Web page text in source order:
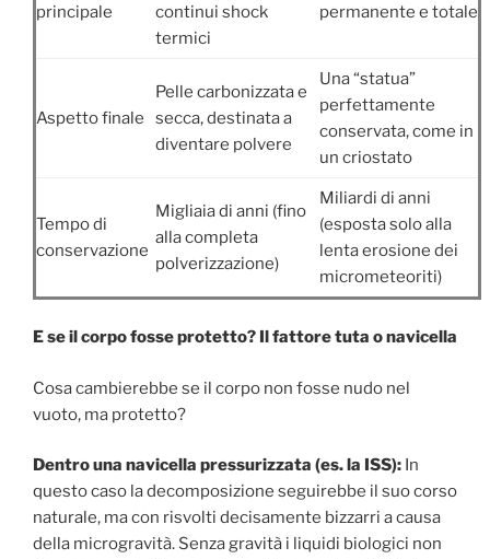
principale
continui shock
termici
permanente e totale
Aspetto finale
Pelle carbonizzata e
secca, destinata a
diventare polvere
Una “statua”
perfettamente
conservata, come in
un criostato
Tempo di
conservazione
Migliaia di anni (fino
alla completa
polverizzazione)
Miliardi di anni
(esposta solo alla
lenta erosione dei
micrometeoriti)
E se il corpo fosse protetto? Il fattore tuta o navicella
Cosa cambierebbe se il corpo non fosse nudo nel
vuoto, ma protetto?
Dentro una navicella pressurizzata (es. la ISS): In
questo caso la decomposizione seguirebbe il suo corso
naturale, ma con risvolti decisamente bizzarri a causa
della microgravità. Senza gravità i liquidi biologici non